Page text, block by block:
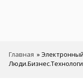
Главная »